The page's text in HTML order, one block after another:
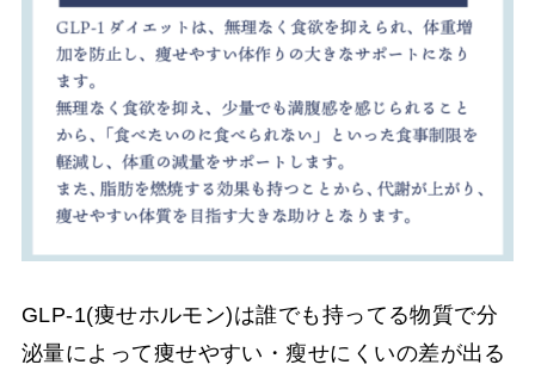
GLP-1(痩せホルモン)は誰でも持ってる物質で分
泌量によって痩せやすい・瘦せにくいの差が出る